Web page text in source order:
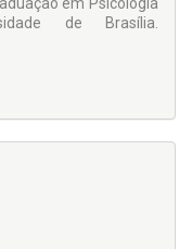
em Psicologia
de Brasília.